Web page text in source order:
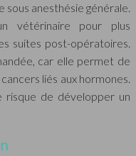
anesthésie générale.
vétérinaire pour plus
suites post-opératoires.
car elle permet de
liés aux hormones.
risque de développer un